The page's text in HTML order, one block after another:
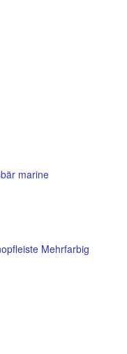
marine